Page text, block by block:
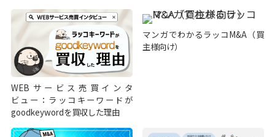
WEBサービス売買インタ
ビュー：ラッコキーワードが
goodkeywordを買収した理由
マンガでわかるラッコM&A（買
主様向け）